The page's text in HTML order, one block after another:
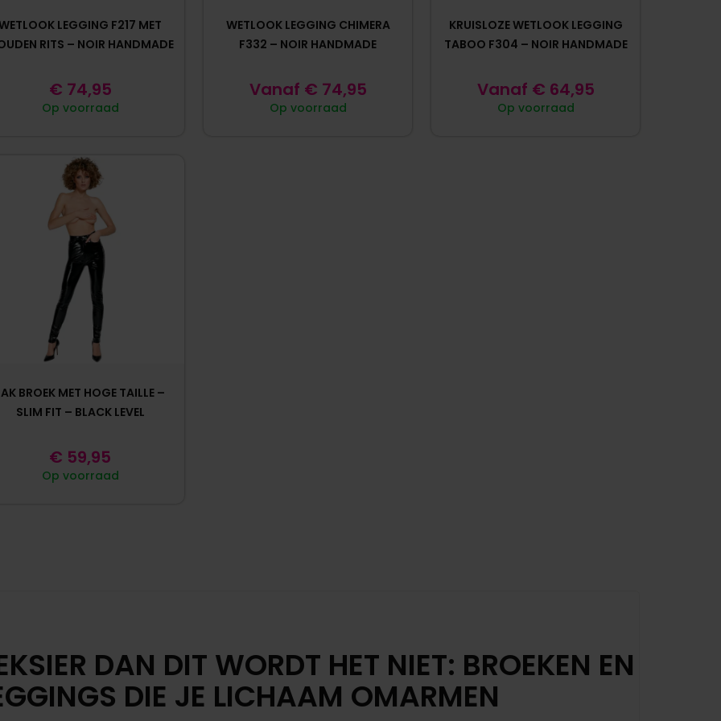
LEGGING F217 MET
RITS – NOIR HANDMADE
Op voorraad
€ 74,95
WETLOOK LEGGING CHIMERA
F332 – NOIR HANDMADE
Op voorraad
Vanaf € 74,95
KRUISLOZE WETLOOK LEGGING
TABOO F304 – NOIR HANDMADE
Op voorraad
Vanaf € 64,95
BROEK MET HOGE TAILLE –
SLIM FIT – BLACK LEVEL
Op voorraad
€ 59,95
DAN DIT WORDT HET NIET: BROEKEN EN
DIE JE LICHAAM OMARMEN